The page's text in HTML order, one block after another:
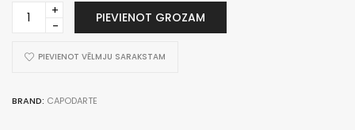
Elvissa
Marrone
PIEVIENOT GROZAM
PIEVIENOT VĒLMJU SARAKSTAM
BRAND: CAPODARTE